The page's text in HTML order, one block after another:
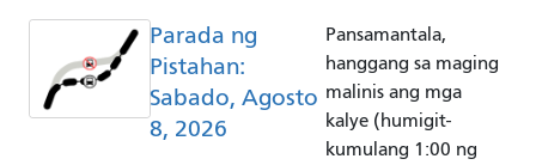
Parada ng
Pistahan:
Sabado, Agosto
8, 2026
Pansamantala,
hanggang sa maging
malinis ang mga
kalye (humigit-
kumulang 1:00 ng